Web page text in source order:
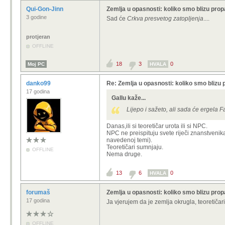
Qui-Gon-Jinn
3 godine
protjeran
OFFLINE
Zemlja u opasnosti: koliko smo blizu
Sad će Crkva presvetog zatopljenja....
Moj PC 18 3 HVALA 0
danko99
17 godina
OFFLINE
Re: Zemlja u opasnosti: koliko smo blizu
Gallu kaže...
Lijepo i sažeto, ali sada će ergela
Danas,ili si teoretičar urota ili si NPC.
NPC ne preispituju svete riječi
navedenoj temi).
Teoretičari sumnjaju.
Nema druge.
13 6 HVALA 0
forumaš
17 godina
OFFLINE
Zemlja u opasnosti: koliko smo blizu
Ja vjerujem da je zemlja okrugla,